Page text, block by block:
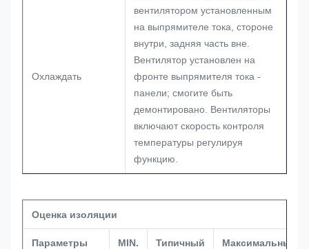
Охлаждать
вентилятором установленным
на выпрямителе тока, стороне
внутри, задняя часть вне.
Вентилятор установлен на
фронте выпрямителя тока -
панели; смогите быть
демонтировано. Вентиляторы
включают скорость контроля
температуры регулируя
функцию.
Оценка изоляции
Параметры MIN. Типичный Максимальный.